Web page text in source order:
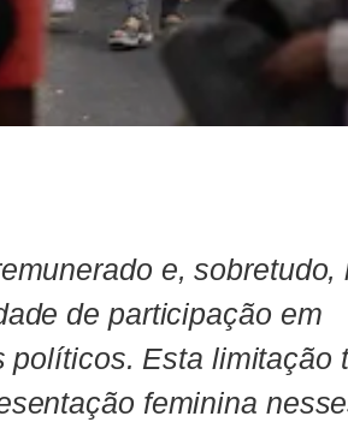
e, sobretudo,
de participação em
Esta limitação
feminina